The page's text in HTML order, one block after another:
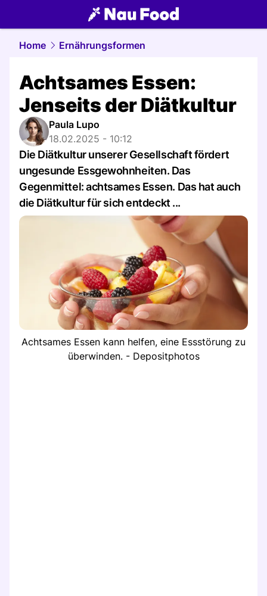
food.NAU.ch
Home Ernährungsformen
Achtsames Essen:
Jenseits der Diätkultur
Paula Lupo
18.02.2025 - 10:12
Die Diätkultur unserer Gesellschaft fördert
ungesunde Essgewohnheiten. Das
Gegenmittel: achtsames Essen. Das hat auch
die Diätkultur für sich entdeckt ...
Achtsames Essen kann helfen, eine Essstörung zu
überwinden. - Depositphotos